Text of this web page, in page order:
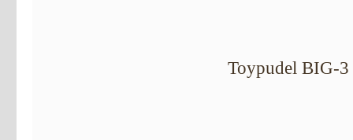
Toypudel BIG-3